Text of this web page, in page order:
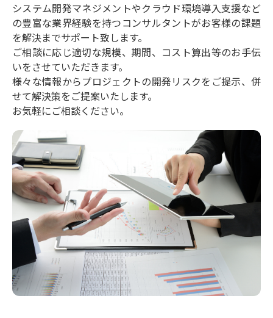
システム開発マネジメントやクラウド環境導入支援など
の豊富な業界経験を持つコンサルタントがお客様の課題
を解決までサポート致します。
ご相談に応じ適切な規模、期間、コスト算出等のお手伝
いをさせていただきます。
様々な情報からプロジェクトの開発リスクをご提示、併
せて解決策をご提案いたします。
お気軽にご相談ください。